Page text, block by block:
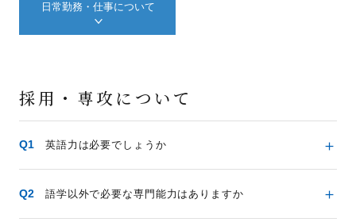
日常勤務・仕事について
採用・専攻について
英語力は必要でしょうか
語学以外で必要な専門能力はありますか